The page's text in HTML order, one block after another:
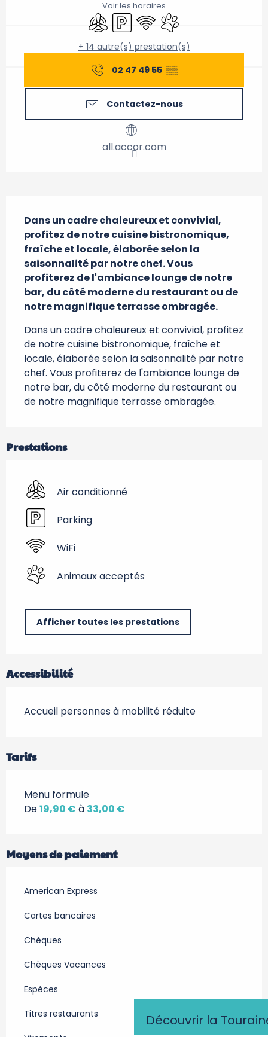
Découvrir la
Voir les horaires
Air conditionné
ParkingWiFi Animaux acceptés
+ 14 autre(s) prestation(s)
02 47 49 55 ▒▒
Contactez-nous
all.accor.com
Dans un cadre chaleureux et convivial,
profitez de notre cuisine bistronomique,
fraîche et locale, élaborée selon la
saisonnalité par notre chef. Vous
profiterez de l'ambiance lounge de notre
bar, du côté moderne du restaurant ou de
notre magnifique terrasse ombragée.
Dans un cadre chaleureux et convivial, profitez
de notre cuisine bistronomique, fraîche et
locale, élaborée selon la saisonnalité par notre
chef. Vous profiterez de l'ambiance lounge de
notre bar, du côté moderne du restaurant ou
de notre magnifique terrasse ombragée.
Prestations
Air conditionné
Parking
WiFi
Animaux acceptés
Afficher toutes les prestations
Accessibilité
Accueil personnes à mobilité réduite
Tarifs
Menu formule
De19,90 € à 33,00 €
Moyens de paiement
American Express
Cartes bancaires
Chèques
Chèques Vacances
Espèces
Titres restaurants